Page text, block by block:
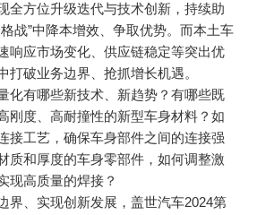
全方位升级迭代与技术创新，持续助
战”中降本增效、争取优势。而本土车
响应市场变化、供应链稳定等突出优
打破业务边界、抢抓增长机遇。
化有哪些新技术、新趋势？有哪些既
刚度、高耐撞性的新型车身材料？如
接工艺，确保车身部件之间的连接强
质和厚度的车身零部件，如何调整激
现高质量的焊接？
界、实现创新发展，盖世汽车2024第